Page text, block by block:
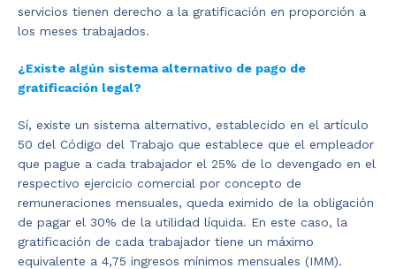
servicios tienen derecho a la gratificación en proporción a
los meses trabajados.
¿Existe algún sistema alternativo de pago de
gratificación legal?
Sí, existe un sistema alternativo, establecido en el artículo
50 del Código del Trabajo que establece que el empleador
que pague a cada trabajador el 25% de lo devengado en el
respectivo ejercicio comercial por concepto de
remuneraciones mensuales, queda eximido de la obligación
de pagar el 30% de la utilidad líquida. En este caso, la
gratificación de cada trabajador tiene un máximo
equivalente a 4,75 ingresos mínimos mensuales (IMM).